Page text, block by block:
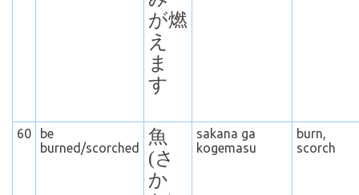
が燃
え
ま
す
60
be
burned/scorched
魚
(さ
か
sakana ga
kogemasu
burn,
scorch